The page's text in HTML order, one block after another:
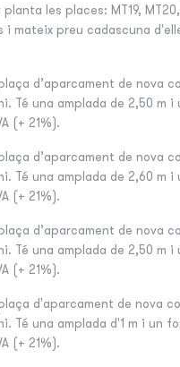
planta les places: MT19,
i mateix preu cadascuna
d’aparcament de nova
Té una amplada de 2,50 m
(+ 21%).
d’aparcament de nova
Té una amplada de 2,60 m
(+ 21%).
d’aparcament de nova
Té una amplada de 2,50 m
(+ 21%).
d'aparcament de nova
Té una amplada d'1 m i un
(+ 21%).